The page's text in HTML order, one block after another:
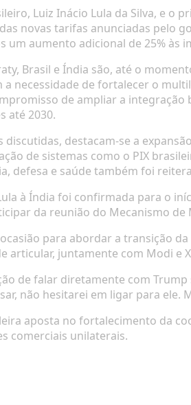
Luiz Inácio Lula da Silva, e
novas tarifas anunciadas pelo
um aumento adicional de 25%
Brasil e Índia são, até o
necessidade de fortalecer o
de ampliar a integração
até 2030.
discutidas, destacam-se a
de sistemas como o PIX
defesa e saúde também foi
à Índia foi confirmada para o
da reunião do Mecanismo de
para abordar a transição
articular, juntamente com Modi e
de falar diretamente com
não hesitarei em ligar para ele.
aposta no fortalecimento da
comerciais unilaterais.